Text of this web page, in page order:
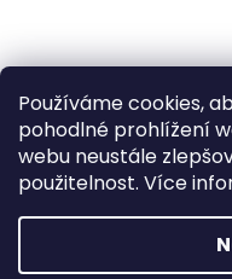
Používáme cookies,
pohodlné prohlížení
webu neustále
použitelnost. Více
Facebook